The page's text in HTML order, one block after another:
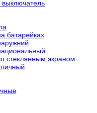
выключатель
батарейках
стеклянным экраном